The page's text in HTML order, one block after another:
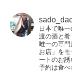
日本で唯
渡の酒と
唯一の専
お店」をモ
ートのお
予約は食